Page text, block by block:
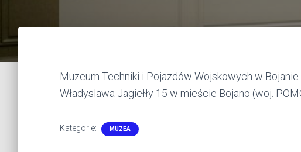
Muzeum Techniki i Pojazdów Wojskowych w
Władyslawa Jagiełły 15 w mieście Bojano (woj.
Kategorie: MUZEA